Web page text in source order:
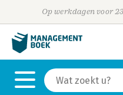
Op werkdagen voor